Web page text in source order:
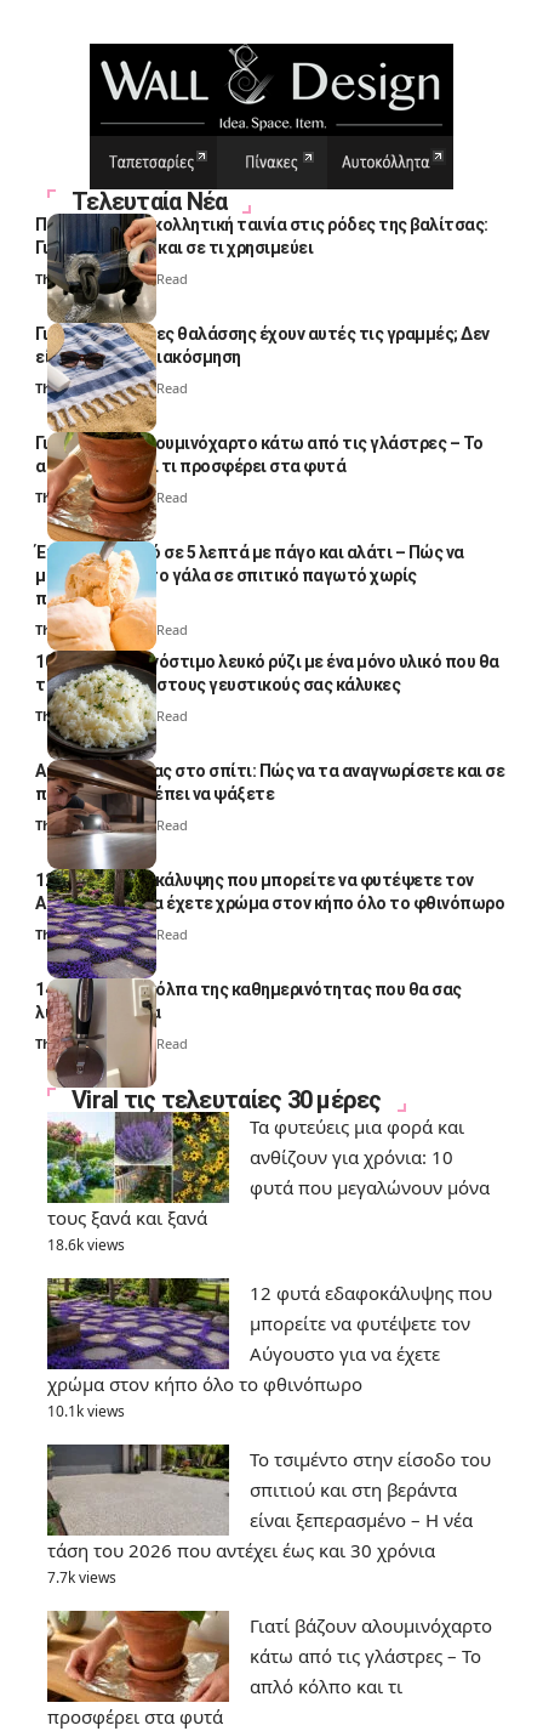
Τελευταία Νέα
Πολλοί βάζουν κολλητική ταινία στις ρόδες της βαλίτσας:
Γιατί το κάνουν και σε τι χρησιμεύει
Thali Ombre 4 Min Read
Γιατί οι πετσέτες θαλάσσης έχουν αυτές τις γραμμές; Δεν
είναι μόνο για διακόσμηση
Thali Ombre5 Min Read
Γιατί βάζουν αλουμινόχαρτο κάτω από τις γλάστρες – Το
απλό κόλπο και τι προσφέρει στα φυτά
Thali Ombre4 Min Read
Έτοιμο παγωτό σε 5 λεπτά με πάγο και αλάτι – Πώς να
μετατρέψετε το γάλα σε σπιτικό παγωτό χωρίς
παγωτομηχανή
Thali Ombre 4 Min Read
10 φορές ποιο νόστιμο λευκό ρύζι με ένα μόνο υλικό που θα
το απογειώσει στους γευστικούς σας κάλυκες
Thali Ombre4 Min Read
Αυγά κατσαρίδας στο σπίτι: Πώς να τα αναγνωρίσετε και σε
ποια σημεία πρέπει να ψάξετε
Thali Ombre4 Min Read
12 φυτά εδαφοκάλυψης που μπορείτε να φυτέψετε τον
Αύγουστο για να έχετε χρώμα στον κήπο όλο το φθινόπωρο
Thali Ombre7 Min Read
14 πανέξυπνα κόλπα της καθημερινότητας που θα σας
λύσουν τα χέρια
Thali Ombre 6 Min Read
Viral τις τελευταίες 30 μέρες
Τα φυτεύεις μια φορά και
ανθίζουν για χρόνια: 10
φυτά που μεγαλώνουν μόνα
τους ξανά και ξανά
18.6k views
12 φυτά εδαφοκάλυψης που
μπορείτε να φυτέψετε τον
Αύγουστο για να έχετε
χρώμα στον κήπο όλο το φθινόπωρο
10.1k views
Το τσιμέντο στην είσοδο του
σπιτιού και στη βεράντα
είναι ξεπερασμένο – Η νέα
τάση του 2026 που αντέχει έως και 30 χρόνια
7.7k views
Γιατί βάζουν αλουμινόχαρτο
κάτω από τις γλάστρες – Το
απλό κόλπο και τι
προσφέρει στα φυτά